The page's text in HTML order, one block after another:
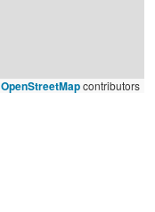
OpenStreetMapcontributors